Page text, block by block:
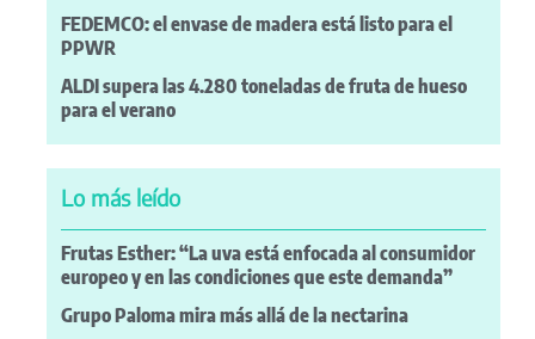
FEDEMCO: el envase de madera está listo para el
PPWR
ALDI supera las 4.280 toneladas de fruta de hueso
para el verano
Lo más leído
Frutas Esther: “La uva está enfocada al consumidor
europeo y en las condiciones que este demanda”
Grupo Paloma mira más allá de la nectarina